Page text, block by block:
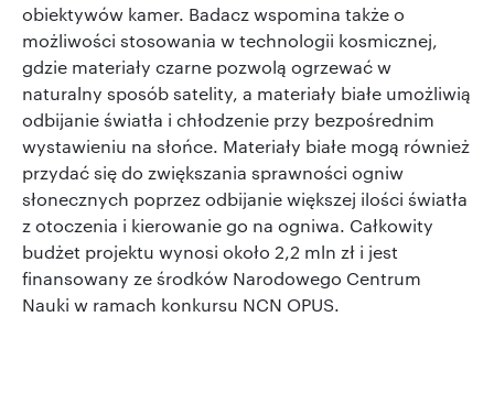
obiektywów kamer. Badacz wspomina także o
możliwości stosowania w technologii kosmicznej,
gdzie materiały czarne pozwolą ogrzewać w
naturalny sposób satelity, a materiały białe umożliwią
odbijanie światła i chłodzenie przy bezpośrednim
wystawieniu na słońce. Materiały białe mogą również
przydać się do zwiększania sprawności ogniw
słonecznych poprzez odbijanie większej ilości światła
z otoczenia i kierowanie go na ogniwa. Całkowity
budżet projektu wynosi około 2,2 mln zł i jest
finansowany ze środków Narodowego Centrum
Nauki w ramach konkursu NCN OPUS.